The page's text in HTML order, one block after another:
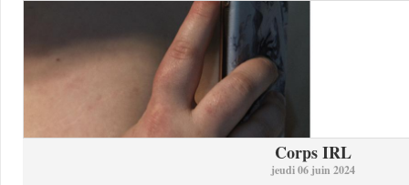
Corps IRL
jeudi 06 juin 2024